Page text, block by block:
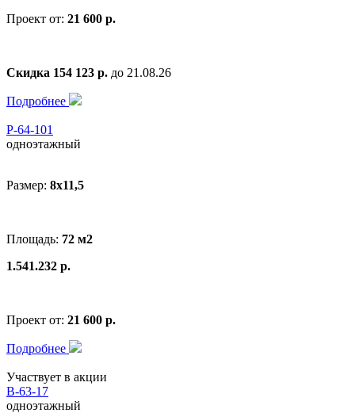
Проект от: 21 600 р.
Скидка 154 123 р. до 21.08.26
Подробнее
Р-64-101
одноэтажный
Размер: 8x11,5
Площадь: 72 м2
1.541.232 р.
Проект от: 21 600 р.
Подробнее
Участвует в акции
В-63-17
одноэтажный